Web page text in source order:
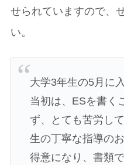
せられていますので、
い。
大学3年生の5月に
当初は、ESを書く
ず、とても苦労し
生の丁寧な指導の
得意になり、書類